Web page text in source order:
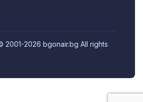
2001-2026 bgonair.bg All rights